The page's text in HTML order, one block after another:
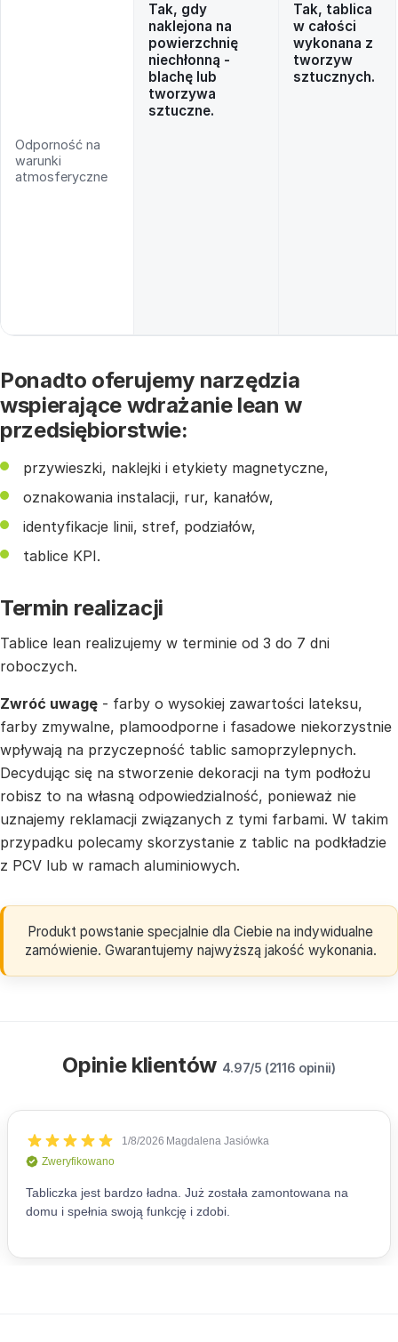
Odporność na
warunki
atmosferyczne
Tak, gdy
naklejona na
powierzchnię
niechłonną -
blachę lub
tworzywa
sztuczne.
Tak, tablica
w całości
wykonana z
tworzyw
sztucznych.
Ponadto oferujemy narzędzia
wspierające wdrażanie lean w
przedsiębiorstwie:
przywieszki, naklejki i etykiety magnetyczne,
oznakowania instalacji, rur, kanałów,
identyfikacje linii, stref, podziałów,
tablice KPI.
Termin realizacji
Tablice lean realizujemy w terminie od 3 do 7 dni
roboczych.
Zwróć uwagę - farby o wysokiej zawartości lateksu,
farby zmywalne, plamoodporne i fasadowe niekorzystnie
wpływają na przyczepność tablic samoprzylepnych.
Decydując się na stworzenie dekoracji na tym podłożu
robisz to na własną odpowiedzialność, ponieważ nie
uznajemy reklamacji związanych z tymi farbami. W takim
przypadku polecamy skorzystanie z tablic na podkładzie
z PCV lub w ramach aluminiowych.
Produkt powstanie specjalnie dla Ciebie na indywidualne
zamówienie. Gwarantujemy najwyższą jakość wykonania.
Opinie klientów 4.97/5 (2116 opinii)